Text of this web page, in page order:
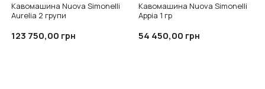
Кавомашина Nuova Simonelli
Aurelia 2 групи
123 750,00 грн
Кавомашина Nuova Simonelli
Appia 1 гр
54 450,00 грн